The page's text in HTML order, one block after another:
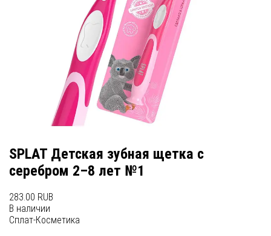
SPLAT Детская зубная щетка с
серебром 2–8 лет №1
283.00 RUB
В наличии
Сплат-Косметика